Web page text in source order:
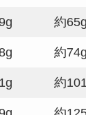
約65g
約74g
約